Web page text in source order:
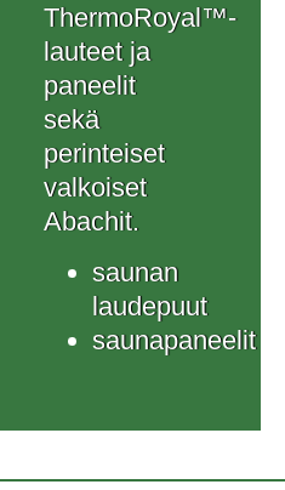
ThermoRoyal™-
lauteet ja
paneelit
sekä
perinteiset
valkoiset
Abachit.
saunan
laudepuut
saunapaneelit